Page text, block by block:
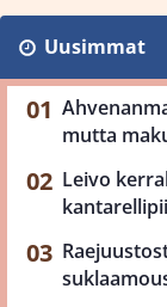
Uusimmat
mutta
Leivo